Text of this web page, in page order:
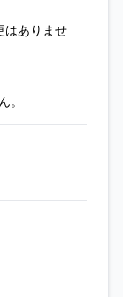
はありませ
。